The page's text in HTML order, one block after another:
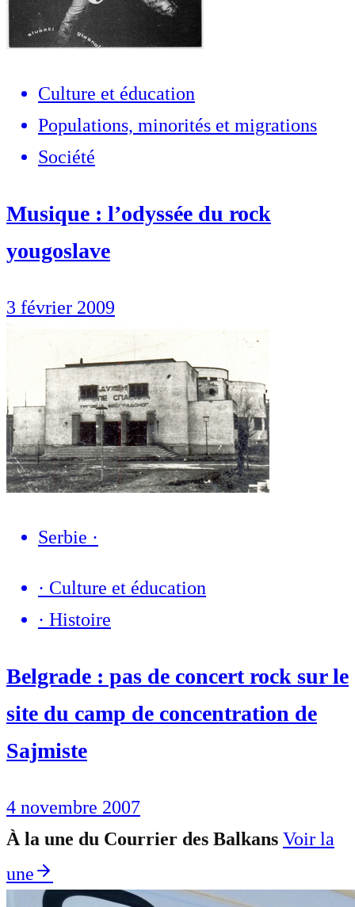
Culture et éducation
Populations, minorités et migrations
Société
Musique : l’odyssée du rock
yougoslave
3 février 2009
Serbie ·
· Culture et éducation
· Histoire
Belgrade : pas de concert rock sur le
site du camp de concentration de
Sajmiste
4 novembre 2007
À la une du Courrier des Balkans Voir la
une